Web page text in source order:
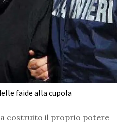
faide alla cupola
costruito il proprio potere